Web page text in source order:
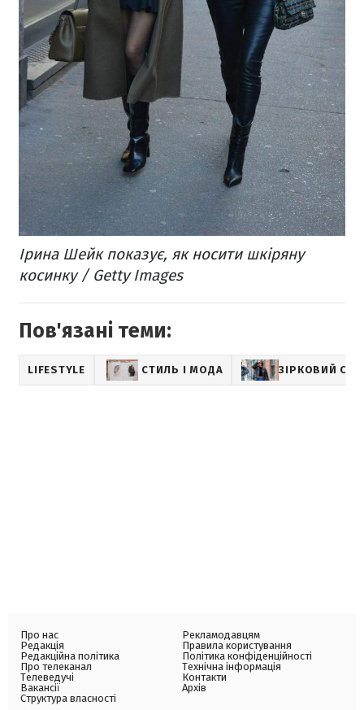
Ірина Шейк показує, як носити шкіряну
косинку / Getty Images
Пов'язані теми:
LIFESTYLE СТИЛЬ І МОДА ЗІРКОВИЙ
Про нас
Редакція
Редакційна політика
Про телеканал
Телеведучі
Вакансії
Структура власності
Рекламодавцям
Правила користування
Політика конфіденційності
Технічна інформація
Контакти
Архів